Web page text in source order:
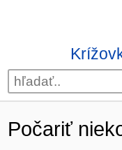
Počariť